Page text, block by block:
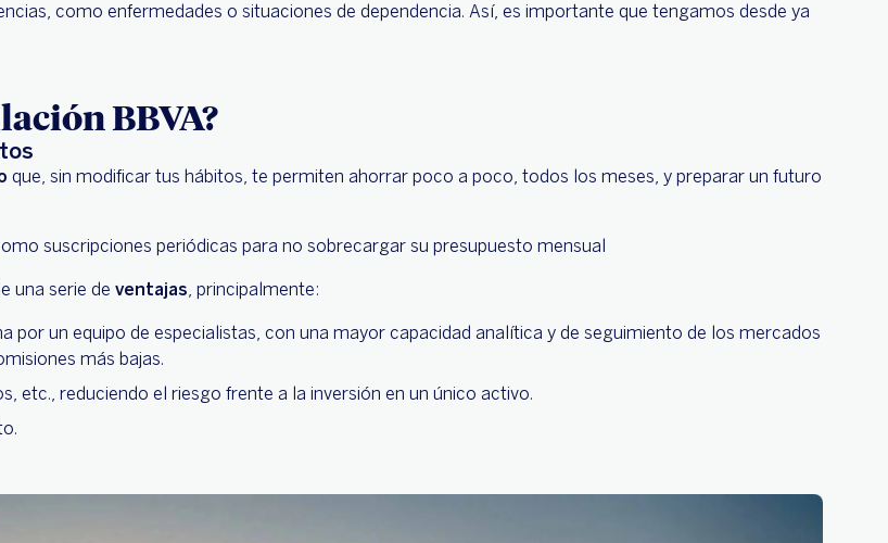
como enfermedades o situaciones de dependencia. Así, es importante que tengamos desde ya
BBVA?
que, sin modificar tus hábitos, te permiten ahorrar poco a poco, todos los meses, y preparar un futuro
suscripciones periódicas para no sobrecargar su presupuesto mensual
una serie de ventajas, principalmente:
por un equipo de especialistas, con una mayor capacidad analítica y de seguimiento de los mercados
más bajas.
etc., reduciendo el riesgo frente a la inversión en un único activo.